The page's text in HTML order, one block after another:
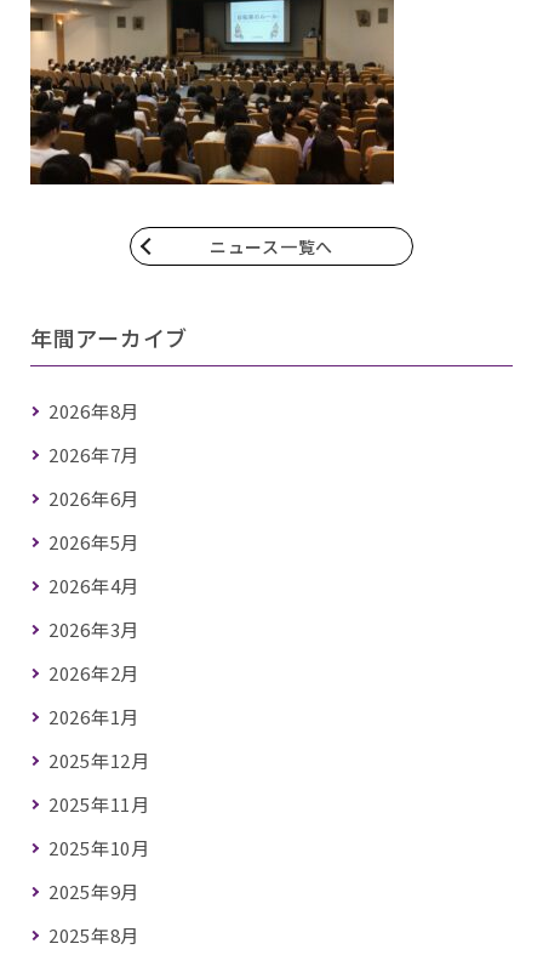
ニュース一覧へ
年間アーカイブ
2026年8月
2026年7月
2026年6月
2026年5月
2026年4月
2026年3月
2026年2月
2026年1月
2025年12月
2025年11月
2025年10月
2025年9月
2025年8月